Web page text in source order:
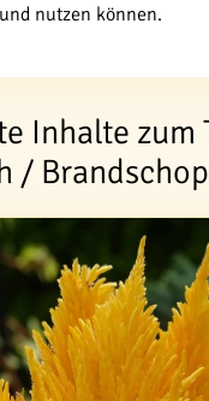
nutzen können.
Inhalte zum
/